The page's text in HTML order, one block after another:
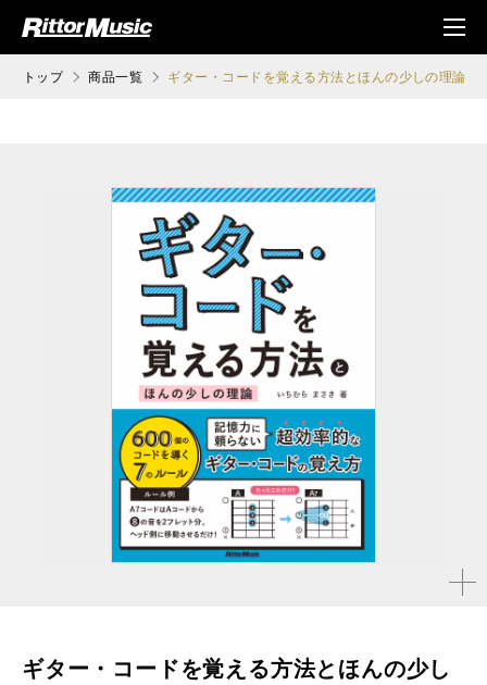
ジック (Rittor Musi
メニ
ュ
トップ 商品一覧 ギター・コードを覚える方法とほんの少しの理論
拡大す
ギター・コードを覚える方法とほんの少し